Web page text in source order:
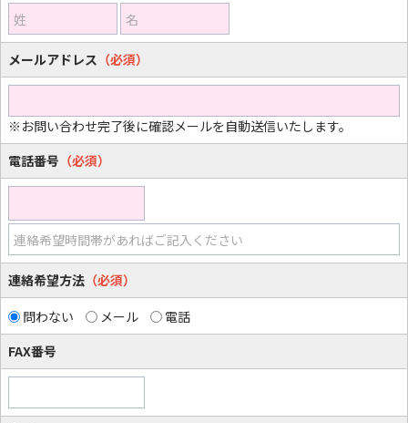
姓
名
メールアドレス （必須）
※お問い合わせ完了後に確認メールを自動送信いたします。
電話番号 （必須）
連絡希望時間帯があればご記入ください
連絡希望方法 （必須）
問わない
メール
電話
FAX番号